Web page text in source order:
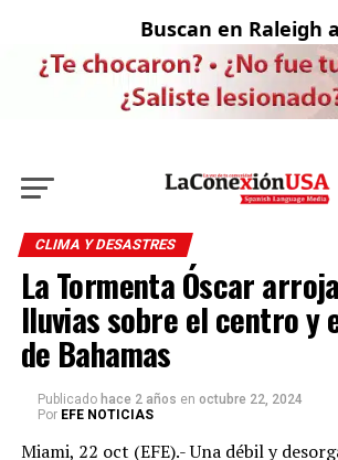
Buscan en Raleigh
CLIMA Y DESASTRES
La Tormenta Óscar
lluvias sobre el centro y
de Bahamas
Publicado hace 2 años en octubre 22, 2024
Por EFE NOTICIAS
Miami, 22 oct (EFE).- Una débil y